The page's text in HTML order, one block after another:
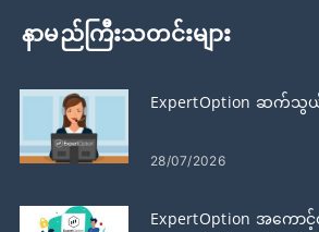
နာမည်ကြီးသတင်းများ
ExpertOption ဆက်
28/07/2026
ExpertOption အကော